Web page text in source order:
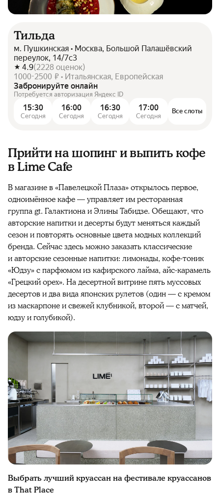
Тильда
м. Пушкинская • Москва, Большой Палашёвский
переулок, 14/7с3
4.9(2228 оценок)
1000-2500 ₽ • Итальянская, Европейская
Забронируйте онлайн
Потребуется авторизация Яндекс ID
15:30
Сегодня
16:00
Сегодня
16:30
Сегодня
17:00
Сегодня
Все слоты
Прийти на шопинг и выпить кофе
в Lime Cafe
В магазине в «Павелецкой Плаза» открылось первое,
одноимённое кафе — управляет им ресторанная
группа gt. Галактиона и Элины Табидзе. Обещают, что
авторские напитки и десерты будут меняться каждый
сезон и повторять основные цвета модных коллекций
бренда. Сейчас здесь можно заказать классические
и авторские сезонные напитки: лимонады, кофе-тоник
«Юдзу» с парфюмом из кафирского лайма, айс-карамель
«Грецкий орех». На десертной витрине пять муссовых
десертов и два вида японских рулетов (один — с кремом
из маскарпоне и свежей клубникой, второй — с матчей,
юдзу и голубикой).
Выбрать лучший круассан на фестивале круассанов
в That Place